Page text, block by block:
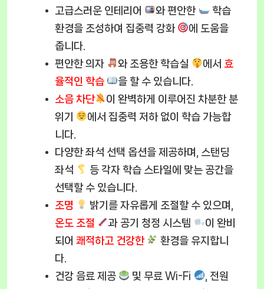
고급스러운 인테리어
와 편안한
학습
환경을 조성하여 집중력 강화
에 도움을
줍니다.
편안한 의자
와 조용한 학습실 에서 효
율적인 학습
을 할 수 있습니다.
소음 차단
이 완벽하게 이루어진 차분한 분
위기
에서 집중력 저하 없이 학습 가능합
니다.
다양한 좌석 선택 옵션을 제공하며, 스탠딩
좌석
등 각자 학습 스타일에 맞는 공간을
선택할 수 있습니다.
조명
밝기를 자유롭게 조절할 수 있으며,
온도 조절
과 공기 청정 시스템
이 완비
되어 쾌적하고 건강한
환경을 유지합니
다.
건강 음료 제공
및 무료 Wi-Fi
, 전원